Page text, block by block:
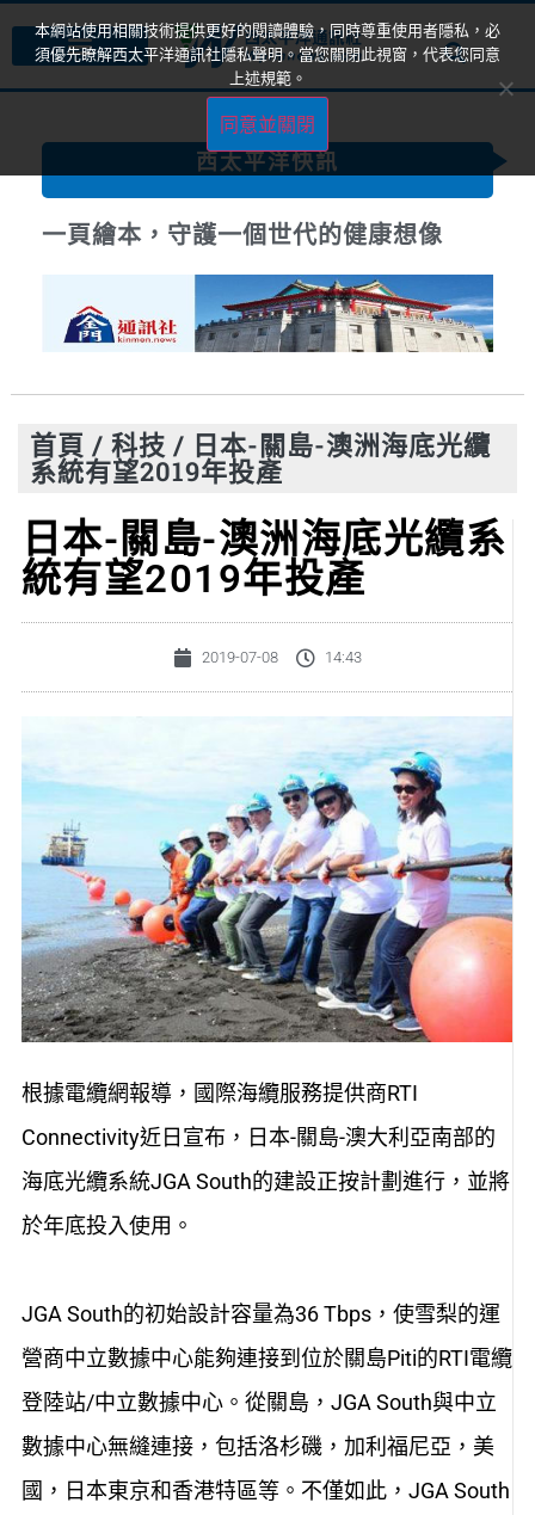
西太平洋快訊
一頁繪本，守護一個世代的健康想像
首頁 / 科技 / 日本-關島-澳洲海底光纜
系統有望2019年投產
日本-關島-澳洲海底光纜系
統有望2019年投產
2019-07-08 14:43
根據電纜網報導，國際海纜服務提供商RTI
Connectivity近日宣布，日本-關島-澳大利亞南部的
海底光纜系統JGA South的建設正按計劃進行，並將
於年底投入使用。
JGA South的初始設計容量為36 Tbps，使雪梨的運
營商中立數據中心能夠連接到位於關島Piti的RTI電纜
登陸站/中立數據中心。從關島，JGA South與中立
數據中心無縫連接，包括洛杉磯，加利福尼亞，美
國，日本東京和香港特區等。不僅如此，JGA South
本網站使用相關技術提供更好的閱讀體驗，同時尊重使用者隱私，必
須優先瞭解西太平洋通訊社隱私聲明。當您關閉此視窗，代表您同意
上述規範。
同意並關閉